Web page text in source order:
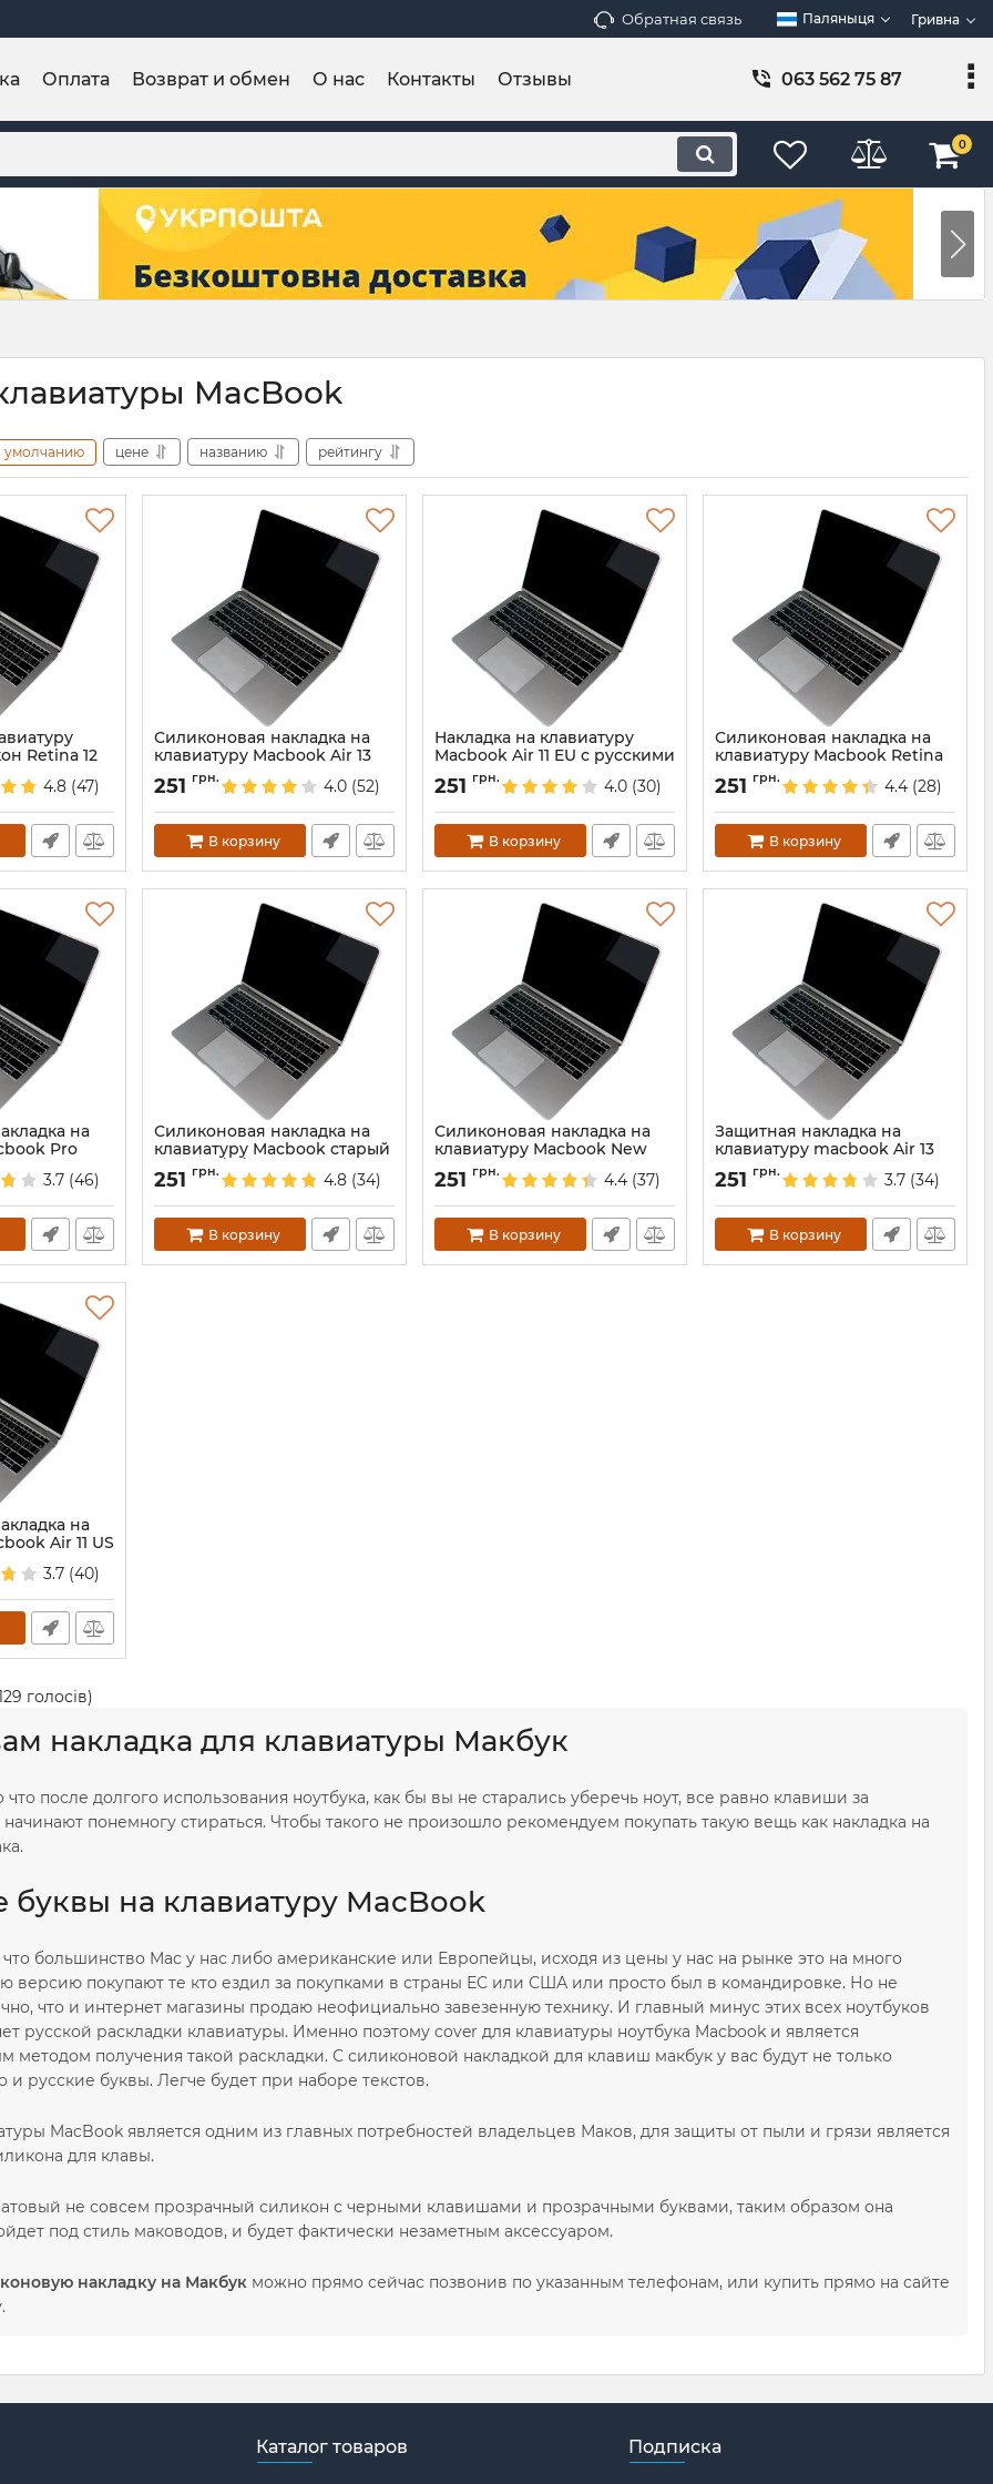
Обратная связь Паляныця Гривна
Оплата Возврат и обмен О нас Контакты Отзывы 063 562 75 87
0
MacBook
умолчанию цене названию рейтингу
Retina 12
4.8 (47)
Силиконовая накладка на
клавиатуру Macbook Air 13
Артикул: 3906
251 грн. 4.0 (52)
В корзину
Накладка на клавиатуру
Macbook Air 11 EU с русскими
буквами
Артикул: 3902
251 грн. 4.0 (30)
В корзину
Силиконовая накладка на
клавиатуру Macbook Retina
12 US
Артикул: 3903
251 грн. 4.4 (28)
В корзину
на
Pro
3.7 (46)
Силиконовая накладка на
клавиатуру Macbook старый
стиль 13/15/17 дюймов US
Артикул: 3908
251 грн. 4.8 (34)
В корзину
Силиконовая накладка на
клавиатуру Macbook New
13Air US
Артикул: 3907
251 грн. 4.4 (37)
В корзину
Защитная накладка на
клавиатуру macbook Air 13
US силикон
Артикул: 3905
251 грн. 3.7 (34)
В корзину
на
Air 11 US
3.7 (40)
голосів)
накладка для клавиатуры Макбук
что после долгого использования ноутбука, как бы вы не старались уберечь ноут, все равно клавиши за
начинают понемногу стираться. Чтобы такого не произошло рекомендуем покупать такую вещь как накладка на
буквы на клавиатуру MacBook
что большинство Mac у нас либо американские или Европейцы, исходя из цены у нас на рынке это на много
версию покупают те кто ездил за покупками в страны ЕС или США или просто был в командировке. Но не
что и интернет магазины продаю неофициально завезенную технику. И главный минус этих всех ноутбуков
русской раскладки клавиатуры. Именно поэтому cover для клавиатуры ноутбука Macbook и является
методом получения такой раскладки. С силиконовой накладкой для клавиш макбук у вас будут не только
и русские буквы. Легче будет при наборе текстов.
MacBook является одним из главных потребностей владельцев Маков, для защиты от пыли и грязи является
для клавы.
не совсем прозрачный силикон с черными клавишами и прозрачными буквами, таким образом она
под стиль маководов, и будет фактически незаметным аксессуаром.
накладку на Макбук можно прямо сейчас позвонив по указанным телефонам, или купить прямо на сайте
Каталог товаров Подписка